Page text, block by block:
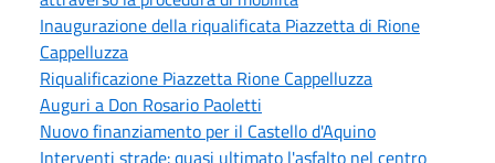
Inaugurazione della riqualificata Piazzetta di Rione
Cappelluzza
Riqualificazione Piazzetta Rione Cappelluzza
Auguri a Don Rosario Paoletti
Nuovo finanziamento per il Castello d'Aquino
Interventi strade: quasi ultimato l'asfalto nel centro